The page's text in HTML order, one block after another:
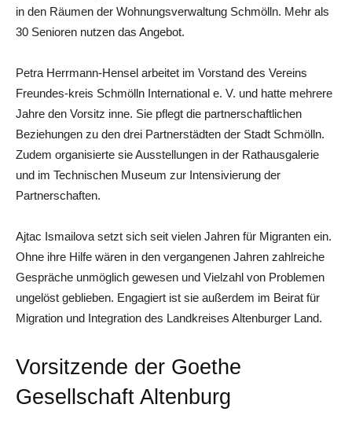
in den Räumen der Wohnungsverwaltung Schmölln. Mehr als
30 Senioren nutzen das Angebot.
Petra Herrmann-Hensel arbeitet im Vorstand des Vereins
Freundes-kreis Schmölln International e. V. und hatte mehrere
Jahre den Vorsitz inne. Sie pflegt die partnerschaftlichen
Beziehungen zu den drei Partnerstädten der Stadt Schmölln.
Zudem organisierte sie Ausstellungen in der Rathausgalerie
und im Technischen Museum zur Intensivierung der
Partnerschaften.
Ajtac Ismailova setzt sich seit vielen Jahren für Migranten ein.
Ohne ihre Hilfe wären in den vergangenen Jahren zahlreiche
Gespräche unmöglich gewesen und Vielzahl von Problemen
ungelöst geblieben. Engagiert ist sie außerdem im Beirat für
Migration und Integration des Landkreises Altenburger Land.
Vorsitzende der Goethe
Gesellschaft Altenburg